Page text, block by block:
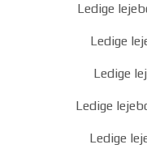
Ledige
Ledige
Ledige
Ledige
Ledige